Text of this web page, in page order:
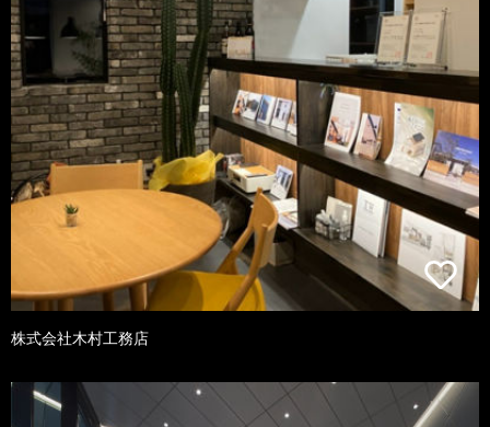
株式会社木村工務店